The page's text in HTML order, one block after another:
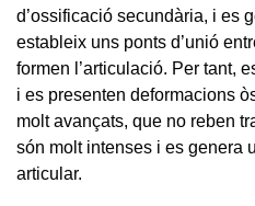
d’ossificació secundària, i es
estableix uns ponts d’unió
formen l’articulació. Per tant,
i es presenten deformacions
molt avançats, que no reben
són molt intenses i es genera
articular.